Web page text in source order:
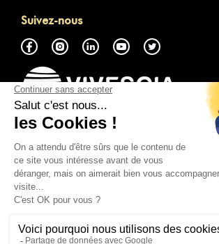
Suivez-nous
À propos
Accéder à la Marketplace GMP
Nous contacter